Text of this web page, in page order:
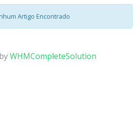
Artigo Encontrado
WHMCompleteSolution